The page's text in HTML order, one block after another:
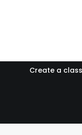
Create a